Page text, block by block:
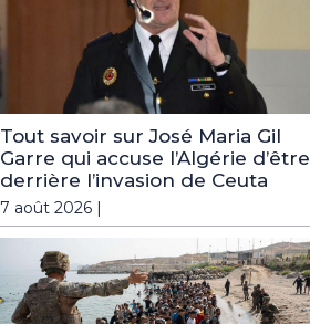
Tout savoir sur José Maria Gil
Garre qui accuse l’Algérie d’être
derrière l’invasion de Ceuta
7 août 2026 |